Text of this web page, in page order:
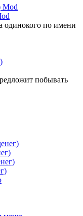
одинокого по имени
побывать